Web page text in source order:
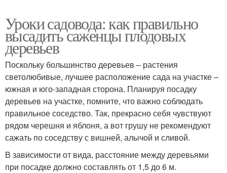
Уроки садовода: как правильно
высадить саженцы плодовых
деревьев
Поскольку большинство деревьев – растения
светолюбивые, лучшее расположение сада на участке –
южная и юго-западная сторона. Планируя посадку
деревьев на участке, помните, что важно соблюдать
правильное соседство. Так, прекрасно себя чувствуют
рядом черешня и яблоня, а вот грушу не рекомендуют
сажать по соседству с вишней, алычой и сливой.
В зависимости от вида, расстояние между деревьями
при посадке должно составлять от 1,5 до 6 м.